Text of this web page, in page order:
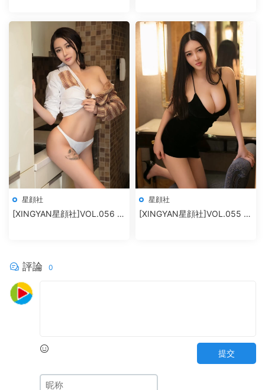
星顔社
[XINGYAN星顔社]VOL.056 廿
星顔社
[XINGYAN星顔社]VOL.055 恩
評論 0
提交